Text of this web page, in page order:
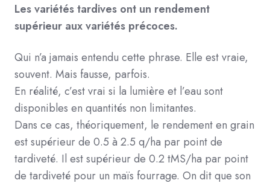
Les variétés tardives ont un rendement
supérieur aux variétés précoces.
Qui n’a jamais entendu cette phrase. Elle est vraie,
souvent. Mais fausse, parfois.
En réalité, c’est vrai si la lumière et l’eau sont
disponibles en quantités non limitantes.
Dans ce cas, théoriquement, le rendement en grain
est supérieur de 0.5 à 2.5 q/ha par point de
tardiveté. Il est supérieur de 0.2 tMS/ha par point
de tardiveté pour un maïs fourrage. On dit que son